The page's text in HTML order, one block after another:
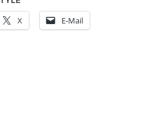
X E-Mail